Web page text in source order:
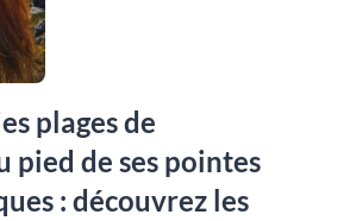
plages de
pied de ses pointes
: découvrez les